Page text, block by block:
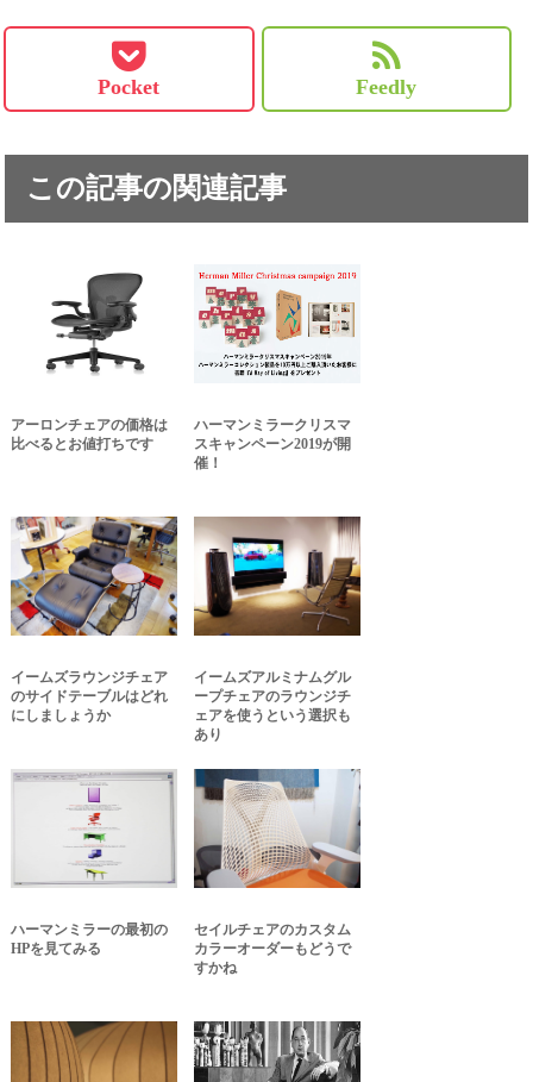
Pocket Feedly
この記事の関連記事
アーロンチェアの価格は
比べるとお値打ちです
ハーマンミラークリスマ
スキャンペーン2019が開
催！
イームズラウンジチェア
のサイドテーブルはどれ
にしましょうか
イームズアルミナムグル
ープチェアのラウンジチ
ェアを使うという選択も
あり
ハーマンミラーの最初の
HPを見てみる
セイルチェアのカスタム
カラーオーダーもどうで
すかね